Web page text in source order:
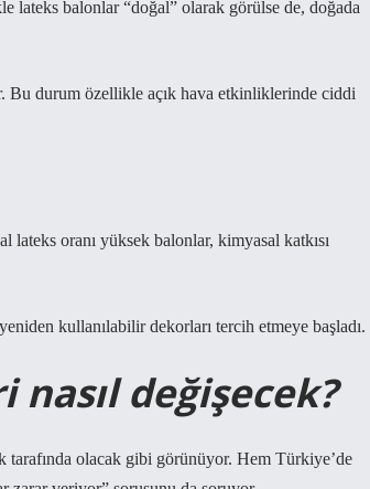
lateks balonlar “doğal” olarak görülse de, doğada
Bu durum özellikle açık hava etkinliklerinde ciddi
lateks oranı yüksek balonlar, kimyasal katkısı
kullanılabilir dekorları tercih etmeye başladı.
değişecek?
olacak gibi görünüyor. Hem Türkiye’de